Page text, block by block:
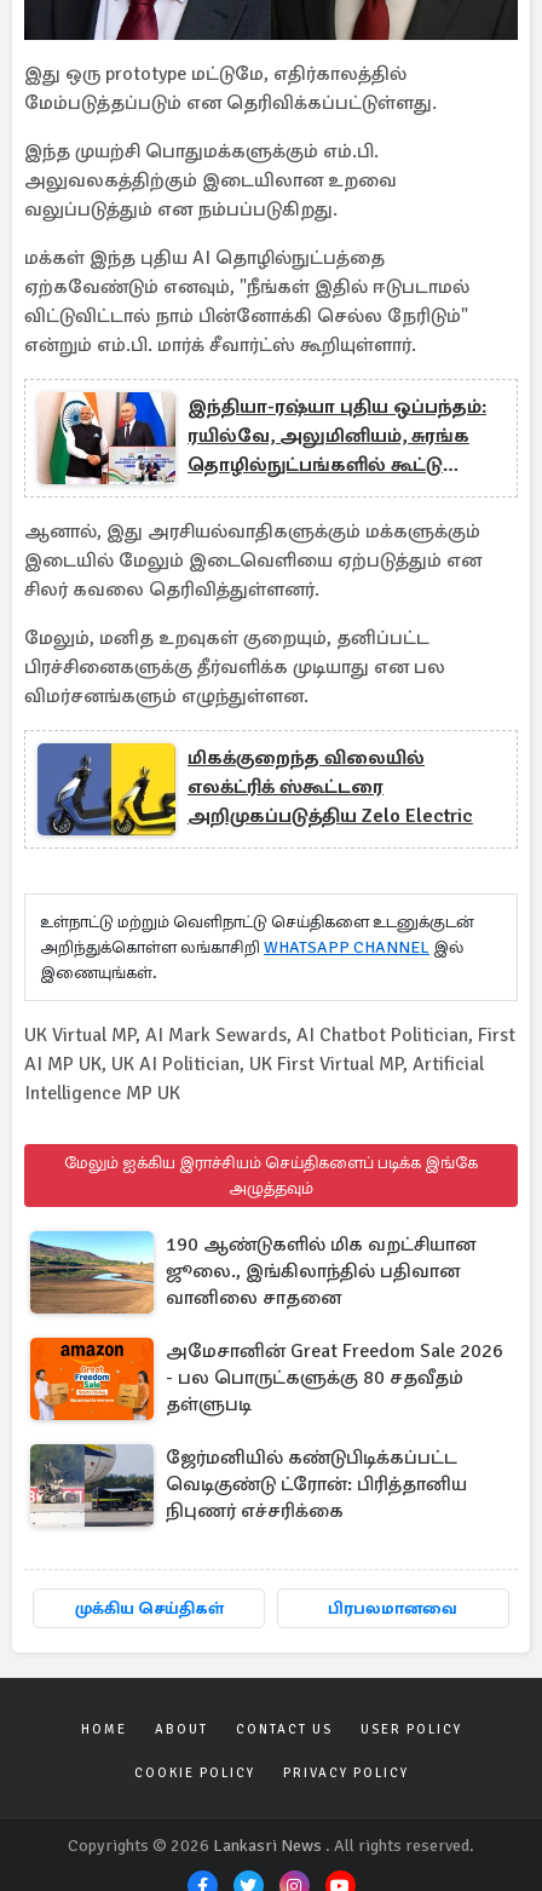
இது ஒரு prototype மட்டுமே, எதிர்காலத்தில்
மேம்படுத்தப்படும் என தெரிவிக்கப்பட்டுள்ளது.
இந்த முயற்சி பொதுமக்களுக்கும் எம்.பி.
அலுவலகத்திற்கும் இடையிலான உறவை
வலுப்படுத்தும் என நம்பப்படுகிறது.
மக்கள் இந்த புதிய AI தொழில்நுட்பத்தை
ஏற்கவேண்டும் எனவும், "நீங்கள் இதில் ஈடுபடாமல்
விட்டுவிட்டால் நாம் பின்னோக்கி செல்ல நேரிடும்"
என்றும் எம்.பி. மார்க் சீவார்ட்ஸ் கூறியுள்ளார்.
இந்தியா-ரஷ்யா புதிய ஒப்பந்தம்:
ரயில்வே, அலுமினியம், சுரங்க
தொழில்நுட்பங்களில் கூட்டு
முயற்சி
ஆனால், இது அரசியல்வாதிகளுக்கும் மக்களுக்கும்
இடையில் மேலும் இடைவெளியை ஏற்படுத்தும் என
சிலர் கவலை தெரிவித்துள்ளனர்.
மேலும், மனித உறவுகள் குறையும், தனிப்பட்ட
பிரச்சினைகளுக்கு தீர்வளிக்க முடியாது என பல
விமர்சனங்களும் எழுந்துள்ளன.
மிகக்குறைந்த விலையில்
எலக்ட்ரிக் ஸ்கூட்டரை
அறிமுகப்படுத்திய Zelo Electric
உள்நாட்டு மற்றும் வெளிநாட்டு செய்திகளை உடனுக்குடன்
அறிந்துக்கொள்ள லங்காசிறி WHATSAPP CHANNEL இல்
இணையுங்கள்.
UK Virtual MP, AI Mark Sewards, AI Chatbot Politician, First
AI MP UK, UK AI Politician, UK First Virtual MP, Artificial
Intelligence MP UK
மேலும் ஐக்கிய இராச்சியம் செய்திகளைப் படிக்க இங்கே
அழுத்தவும்
190 ஆண்டுகளில் மிக வறட்சியான
ஜூலை., இங்கிலாந்தில் பதிவான
வானிலை சாதனை
அமேசானின் Great Freedom Sale 2026
- பல பொருட்களுக்கு 80 சதவீதம்
தள்ளுபடி
ஜேர்மனியில் கண்டுபிடிக்கப்பட்ட
வெடிகுண்டு ட்ரோன்: பிரித்தானிய
நிபுணர் எச்சரிக்கை
முக்கிய செய்திகள் பிரபலமானவை
HOME ABOUT CONTACT US USER POLICY
COOKIE POLICY PRIVACY POLICY
Copyrights © 2026 Lankasri News . All rights reserved.